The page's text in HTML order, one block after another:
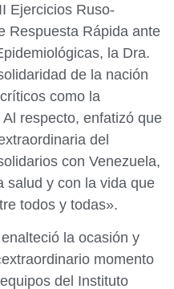
Ejercicios Ruso-
Respuesta Rápida ante
la Dra.
de la nación
como la
respecto, enfatizó que
del
con Venezuela,
salud y con la vida que
todos y todas».
la ocasión y
momento
del Instituto